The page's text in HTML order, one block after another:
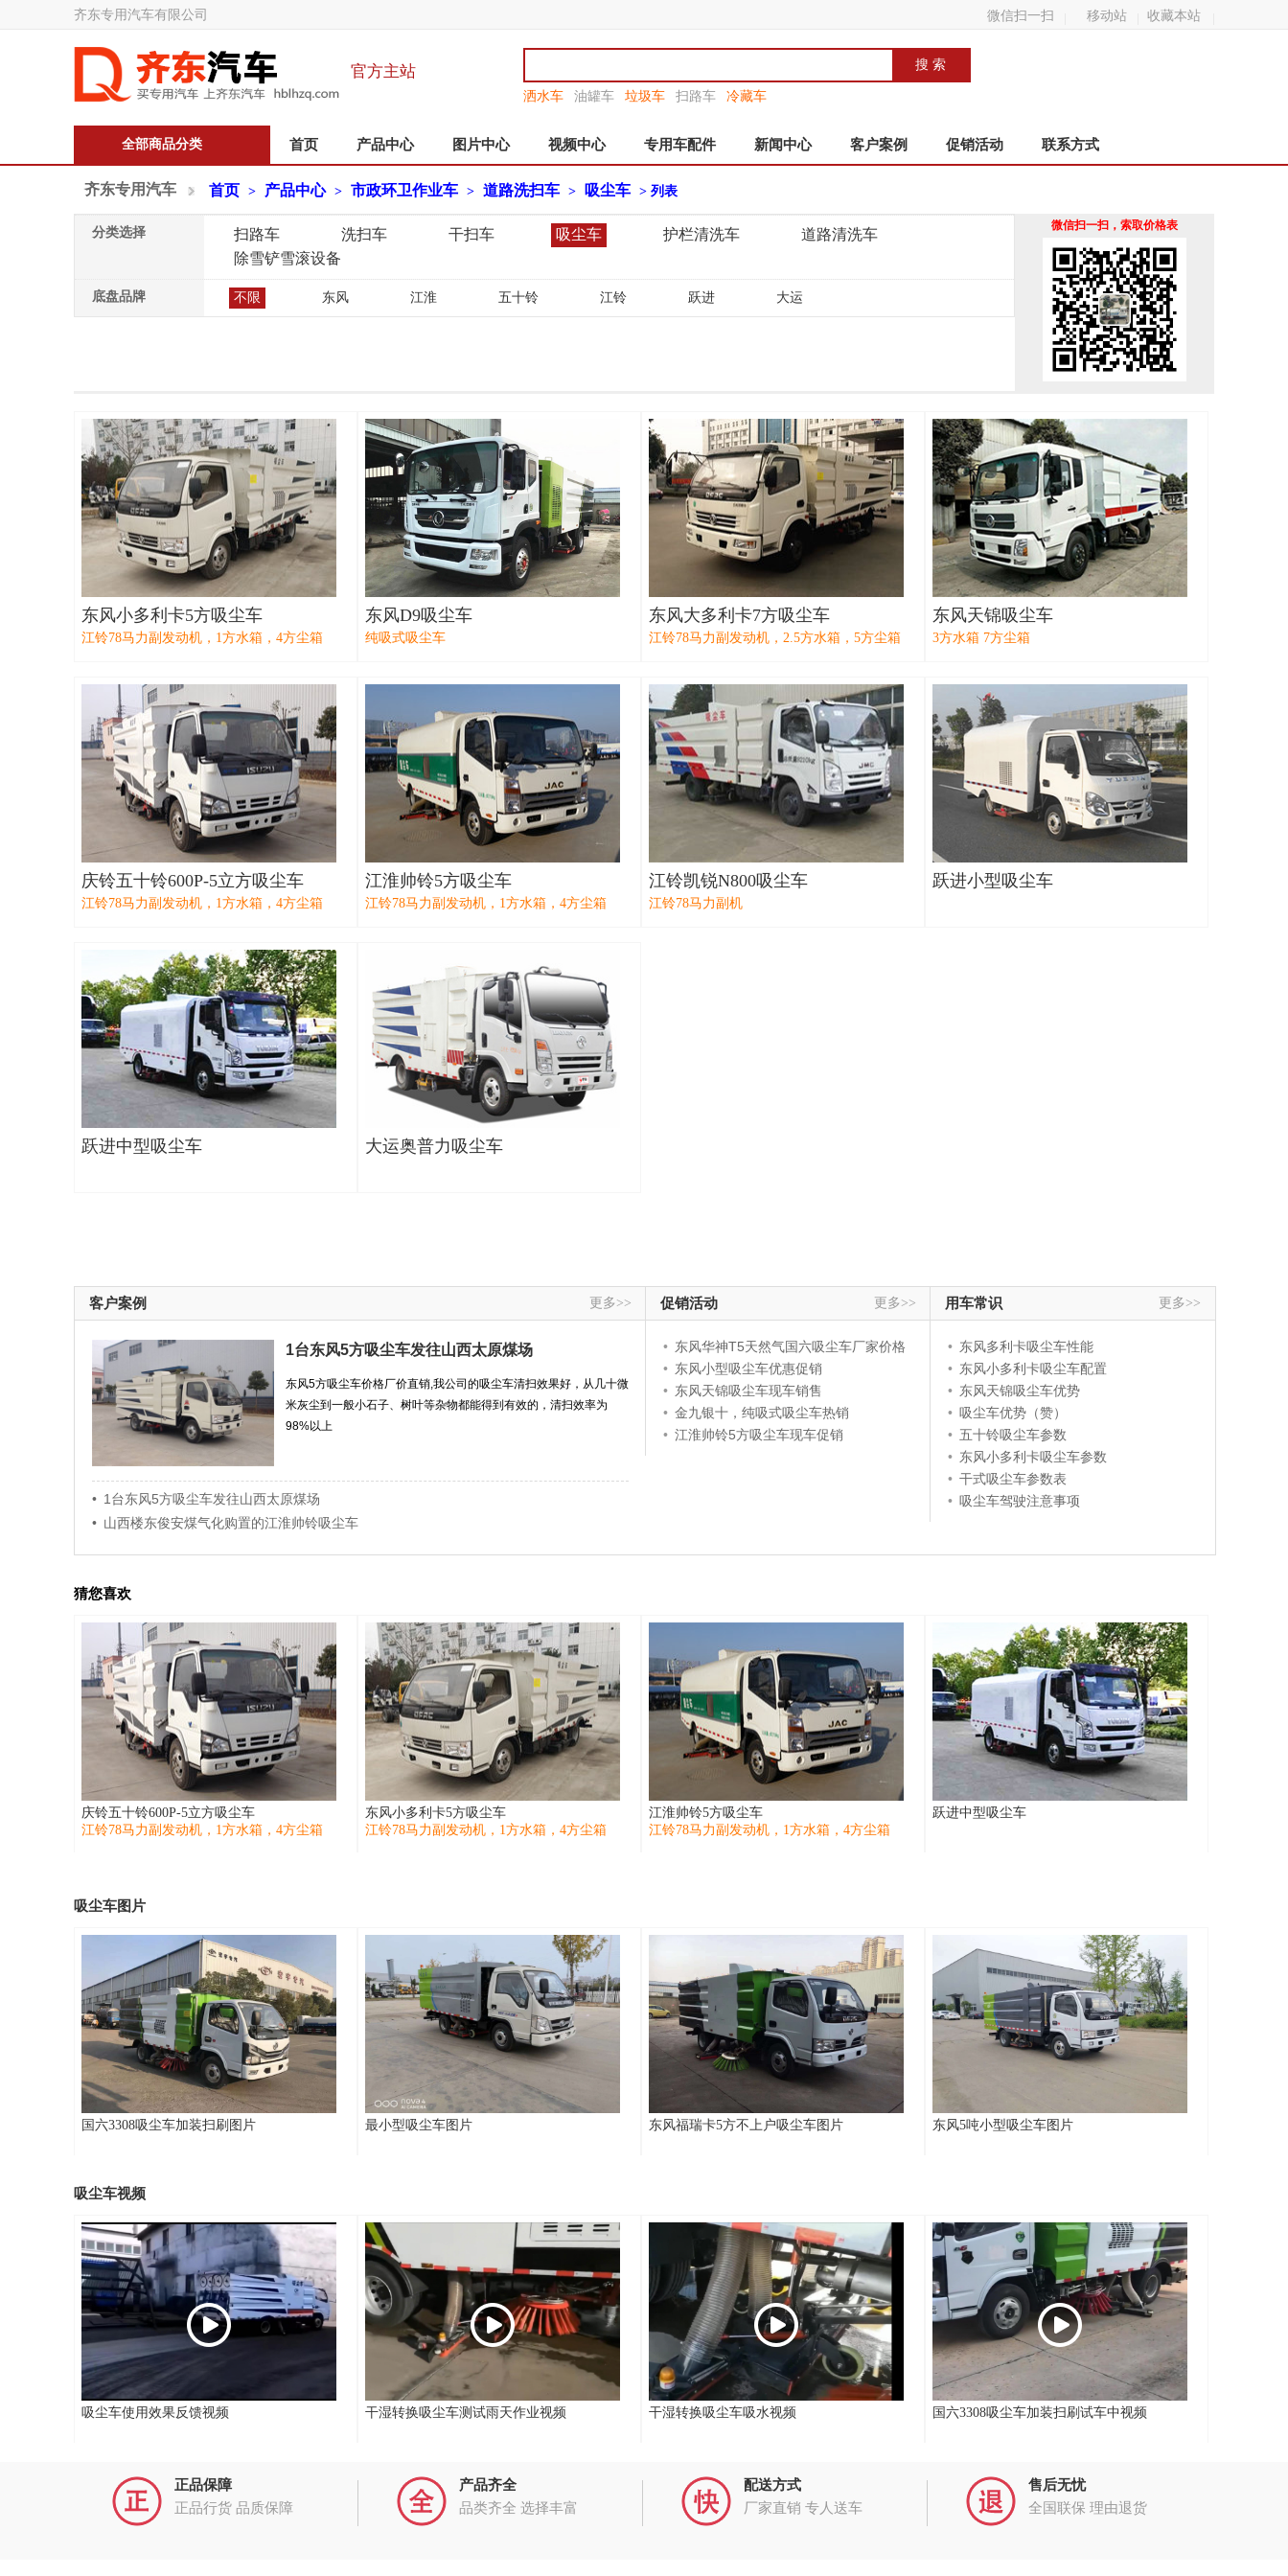
齐东专用汽车有限公司 微信扫一扫 移动站 收藏本站
官方主站
洒水车 油罐车 垃圾车 扫路车 冷藏车
全部商品分类 首页 产品中心 图片中心 视频中心 专用车配件 新闻中心 客户案例 促销活动 联系方式
齐东专用汽车 首页 > 产品中心 > 市政环卫作业车 > 道路洗扫车 > 吸尘车 > 列表
分类选择 扫路车 洗扫车 干扫车 吸尘车 护栏清洗车
道路清洗车
除雪铲雪滚设备
底盘品牌 不限 东风 江淮 五十铃 江铃 跃进 大运
微信扫一扫，索取价格表
东风小多利卡5方吸尘车
江铃78马力副发动机，1方水箱，4方尘箱
东风D9吸尘车
纯吸式吸尘车
东风大多利卡7方吸尘车
江铃78马力副发动机，2.5方水箱，5方尘箱
东风天锦吸尘车
3方水箱 7方尘箱
庆铃五十铃600P-5立方吸尘车
江铃78马力副发动机，1方水箱，4方尘箱
江淮帅铃5方吸尘车
江铃78马力副发动机，1方水箱，4方尘箱
江铃凯锐N800吸尘车
江铃78马力副机
跃进小型吸尘车
跃进中型吸尘车 大运奥普力吸尘车
客户案例 更多>>
1台东风5方吸尘车发往山西太原煤场
东风5方吸尘车价格厂价直销,我公司的吸尘车清扫效果好，从几十微
米灰尘到一般小石子、树叶等杂物都能得到有效的，清扫效率为
98%以上
• 1台东风5方吸尘车发往山西太原煤场
• 山西楼东俊安煤气化购置的江淮帅铃吸尘车
促销活动 更多>>
• 东风华神T5天然气国六吸尘车厂家价格
• 东风小型吸尘车优惠促销
• 东风天锦吸尘车现车销售
• 金九银十，纯吸式吸尘车热销
• 江淮帅铃5方吸尘车现车促销
用车常识 更多>>
• 东风多利卡吸尘车性能
• 东风小多利卡吸尘车配置
• 东风天锦吸尘车优势
• 吸尘车优势（赞）
• 五十铃吸尘车参数
• 东风小多利卡吸尘车参数
• 干式吸尘车参数表
• 吸尘车驾驶注意事项
猜您喜欢
庆铃五十铃600P-5立方吸尘车
江铃78马力副发动机，1方水箱，4方尘箱
东风小多利卡5方吸尘车
江铃78马力副发动机，1方水箱，4方尘箱
江淮帅铃5方吸尘车
江铃78马力副发动机，1方水箱，4方尘箱
跃进中型吸尘车
吸尘车图片
国六3308吸尘车加装扫刷图片 最小型吸尘车图片 东风福瑞卡5方不上户吸尘车图片 东风5吨小型吸尘车图片
吸尘车视频
吸尘车使用效果反馈视频 干湿转换吸尘车测试雨天作业视频 干湿转换吸尘车吸水视频 国六3308吸尘车加装扫刷试车中视频
正品保障
正品行货 品质保障
产品齐全
品类齐全 选择丰富
配送方式
厂家直销 专人送车
售后无忧
全国联保 理由退货